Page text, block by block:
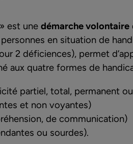
est une démarche volontaire
en situation de
2 déficiences), permet
aux quatre formes de
partiel, total, permanent
et non voyantes)
de communication)
ou sourdes).